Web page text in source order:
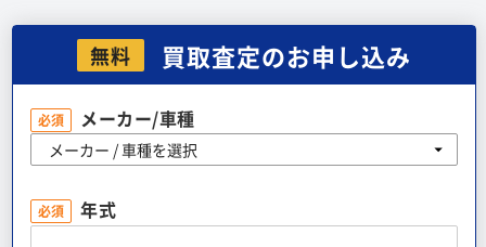
無料 買取査定のお申し込み
必須 メーカー/車種
メーカー / 車種を選択
必須 年式